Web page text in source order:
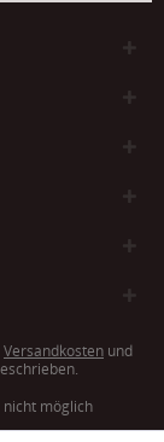
Versandkosten und
möglich